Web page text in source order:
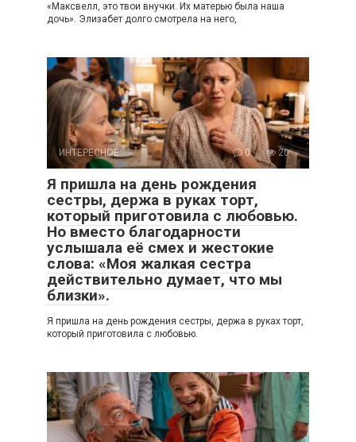
«Максвелл, это твои внучки. Их матерью была наша
дочь». Элизабет долго смотрела на него,
ИНТЕРЕСНОЕ 0 20
Я пришла на день рождения
сестры, держа в руках торт,
который приготовила с любовью.
Но вместо благодарности
услышала её смех и жестокие
слова: «Моя жалкая сестра
действительно думает, что мы
близки».
Я пришла на день рождения сестры, держа в руках торт,
который приготовила с любовью.